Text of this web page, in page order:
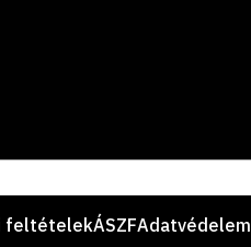
feltételekÁSZFAdatvédelem